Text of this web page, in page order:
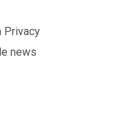
Privacy
news